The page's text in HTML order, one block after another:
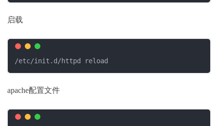
启载
/etc/init.d/httpd reload
apache配置文件